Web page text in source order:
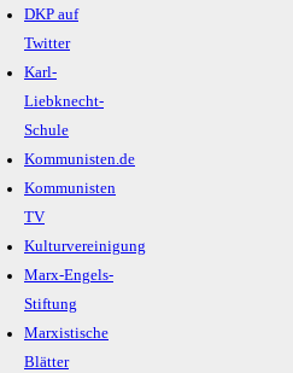
DKP auf
Twitter
Karl-
Liebknecht-
Schule
Kommunisten.de
Kommunisten
TV
Kulturvereinigung
Marx-Engels-
Stiftung
Marxistische
Blätter